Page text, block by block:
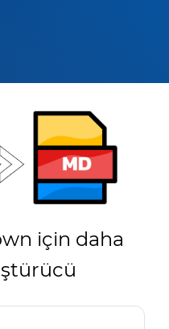
için daha